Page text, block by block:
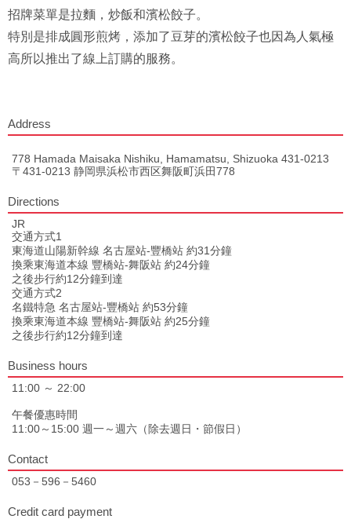
招牌菜單是拉麵，炒飯和濱松餃子。
特別是排成圓形煎烤，添加了豆芽的濱松餃子也因為人氣極
高所以推出了線上訂購的服務。
Address
778 Hamada Maisaka Nishiku, Hamamatsu, Shizuoka 431-0213
〒431-0213 静岡県浜松市西区舞阪町浜田778
Directions
JR
交通方式1
東海道山陽新幹線 名古屋站-豐橋站 約31分鐘
換乘東海道本線 豐橋站-舞阪站 約24分鐘
之後步行約12分鐘到達
交通方式2
名鐵特急 名古屋站-豐橋站 約53分鐘
換乘東海道本線 豐橋站-舞阪站 約25分鐘
之後步行約12分鐘到達
Business hours
11:00 ～ 22:00
午餐優惠時間
11:00～15:00 週一～週六（除去週日・節假日）
Contact
053－596－5460
Credit card payment